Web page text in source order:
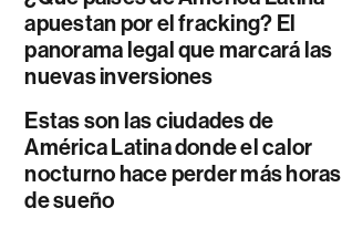
apuestan por el fracking? El
panorama legal que marcará las
nuevas inversiones
Estas son las ciudades de
América Latina donde el calor
nocturno hace perder más horas
de sueño